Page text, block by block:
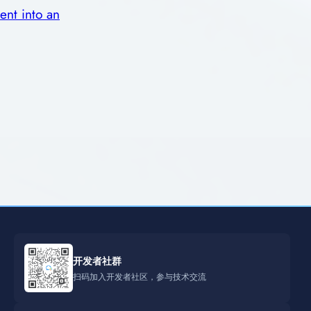
into an
开发者社群
扫码加入开发者社区，参与技术交流